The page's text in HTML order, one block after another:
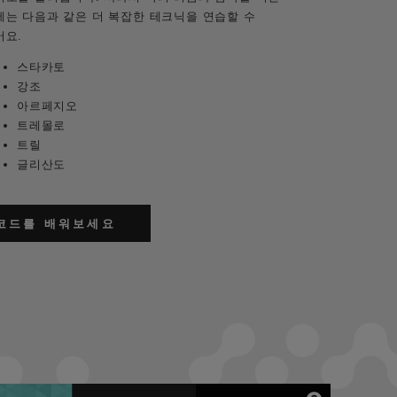
는 다음과 같은 더 복잡한 테크닉을 연습할 수
요.
스타카토
강조
아르페지오
트레몰로
트릴
글리산도
드를 배워보세요